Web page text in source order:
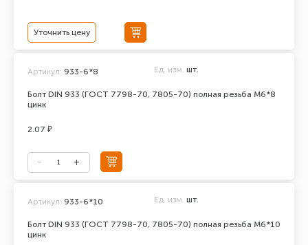
Уточнить цену
Болт DIN 933 (ГОСТ 7798-70, 7805-70) полная резьба М6*8
цинк
Артикул: 933-6*8 Ед. изм. шт.
2.07 ₽
Болт DIN 933 (ГОСТ 7798-70, 7805-70) полная резьба М6*10
цинк
Артикул: 933-6*10 Ед. изм. шт.